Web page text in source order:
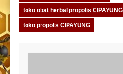
toko obat herbal propolis CIPAYUNG
toko propolis CIPAYUNG